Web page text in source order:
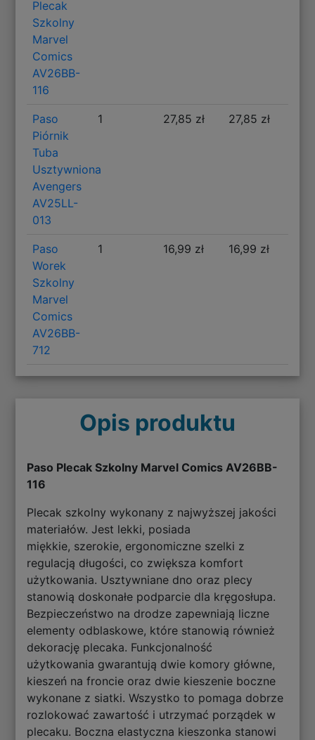
Plecak
Szkolny
Marvel
Comics
AV26BB-
116
Paso
Piórnik
Tuba
Usztywniona
Avengers
AV25LL-
013
1 27,85 zł 27,85 zł
Paso
Worek
Szkolny
Marvel
Comics
AV26BB-
712
1 16,99 zł 16,99 zł
Opis produktu
Paso Plecak Szkolny Marvel Comics AV26BB-
116
Plecak szkolny wykonany z najwyższej jakości
materiałów. Jest lekki, posiada
miękkie, szerokie, ergonomiczne szelki z
regulacją długości, co zwiększa komfort
użytkowania. Usztywniane dno oraz plecy
stanowią doskonałe podparcie dla kręgosłupa.
Bezpieczeństwo na drodze zapewniają liczne
elementy odblaskowe, które stanowią również
dekorację plecaka. Funkcjonalność
użytkowania gwarantują dwie komory główne,
kieszeń na froncie oraz dwie kieszenie boczne
wykonane z siatki. Wszystko to pomaga dobrze
rozlokować zawartość i utrzymać porządek w
plecaku. Boczna elastyczna kieszonka stanowi